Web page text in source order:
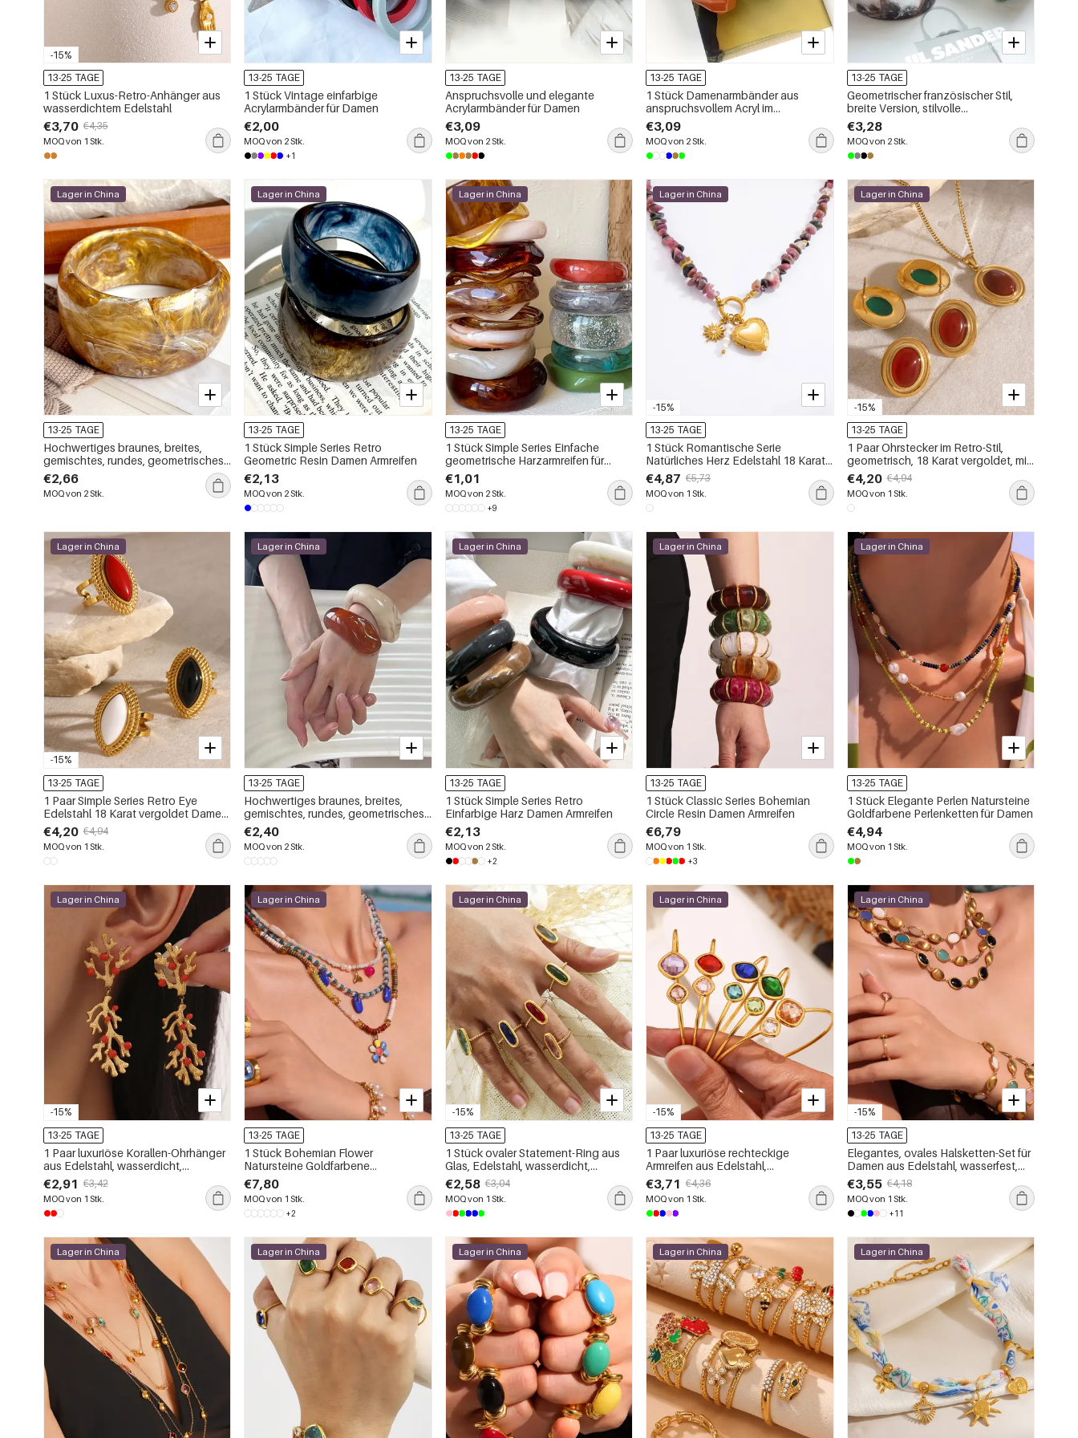
-15%
13-25 TAGE
1 Stück Luxus-Retro-Anhänger aus
wasserdichtem Edelstahl
€3,70 €4,35
MOQ von 1 Stk.
13-25 TAGE
1 Stück Vintage einfarbige
Acrylarmbänder für Damen
€2,00
MOQ von 2 Stk.
+1
13-25 TAGE
Anspruchsvolle und elegante
Acrylarmbänder für Damen
€3,09
MOQ von 2 Stk.
13-25 TAGE
1 Stück Damenarmbänder aus
anspruchsvollem Acryl im
französischen Stil mit breiter Krempe
€3,09
MOQ von 2 Stk.
13-25 TAGE
Geometrischer französischer Stil,
breite Version, stilvolle
Damenarmbänder
€3,28
MOQ von 2 Stk.
Lager in China
13-25 TAGE
Hochwertiges braunes, breites,
gemischtes, rundes, geometrisches
Damenarmband
€2,66
MOQ von 2 Stk.
Lager in China
13-25 TAGE
1 Stück Simple Series Retro
Geometric Resin Damen Armreifen
€2,13
MOQ von 2 Stk.
Lager in China
13-25 TAGE
1 Stück Simple Series Einfache
geometrische Harzarmreifen für
Damen
€1,01
MOQ von 2 Stk.
+9
-15%
Lager in China
13-25 TAGE
1 Stück Romantische Serie
Natürliches Herz Edelstahl 18 Karat
vergoldet Naturstein Damen
Anhänger Halsketten
€4,87 €5,73
MOQ von 1 Stk.
-15%
Lager in China
13-25 TAGE
1 Paar Ohrstecker im Retro-Stil,
geometrisch, 18 Karat vergoldet, mit
künstlichem Edelstein
€4,20 €4,94
MOQ von 1 Stk.
-15%
Lager in China
13-25 TAGE
1 Paar Simple Series Retro Eye
Edelstahl 18 Karat vergoldet Damen
verstellbare Ringe
€4,20 €4,94
MOQ von 1 Stk.
Lager in China
13-25 TAGE
Hochwertiges braunes, breites,
gemischtes, rundes, geometrisches
Damenarmband
€2,40
MOQ von 2 Stk.
Lager in China
13-25 TAGE
1 Stück Simple Series Retro
Einfarbige Harz Damen Armreifen
€2,13
MOQ von 2 Stk.
+2
Lager in China
13-25 TAGE
1 Stück Classic Series Bohemian
Circle Resin Damen Armreifen
€6,79
MOQ von 1 Stk.
+3
Lager in China
13-25 TAGE
1 Stück Elegante Perlen Natursteine
Goldfarbene Perlenketten für Damen
€4,94
MOQ von 1 Stk.
-15%
Lager in China
13-25 TAGE
1 Paar luxuriöse Korallen-Ohrhänger
aus Edelstahl, wasserdicht,
goldfarben, für Damen
€2,91 €3,42
MOQ von 1 Stk.
Lager in China
13-25 TAGE
1 Stück Bohemian Flower
Natursteine Goldfarbene
Perlenketten für Damen
€7,80
MOQ von 1 Stk.
+2
-15%
Lager in China
13-25 TAGE
1 Stück ovaler Statement-Ring aus
Glas, Edelstahl, wasserdicht,
goldfarben
€2,58 €3,04
MOQ von 1 Stk.
-15%
Lager in China
13-25 TAGE
1 Paar luxuriöse rechteckige
Armreifen aus Edelstahl,
wasserdicht, goldfarben, für Damen
€3,71 €4,36
MOQ von 1 Stk.
-15%
Lager in China
13-25 TAGE
Elegantes, ovales Halsketten-Set für
Damen aus Edelstahl, wasserfest,
goldfarben, mit Opalanhänger.
€3,55 €4,18
MOQ von 1 Stk.
+11
Lager in China Lager in China Lager in China Lager in China Lager in China